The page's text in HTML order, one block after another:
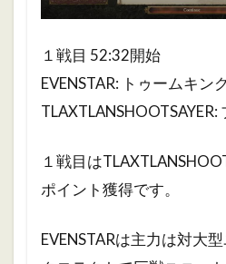
１戦目 52:32開始
EVENSTAR: トゥームキン
TLAXTLANSHOOTSAYER:
１戦目は
ポイント獲得です。
EVENSTARは主力は対大